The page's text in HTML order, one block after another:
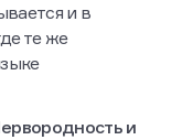
и в
те же
и